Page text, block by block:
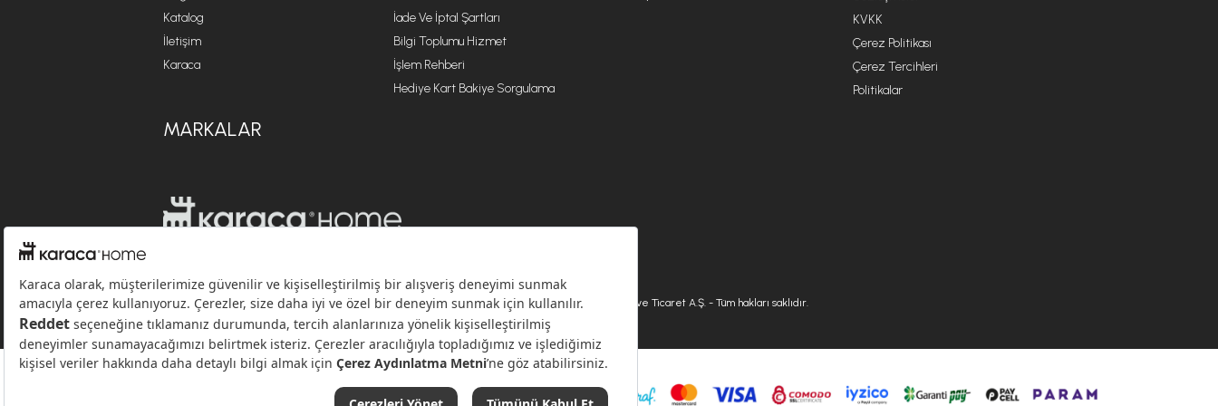
Katalog
İletişim
Karaca
İade Ve İptal Şartları
Bilgi Toplumu Hizmet
İşlem Rehberi
Hediye Kart Bakiye Sorgulama
KVKK
Çerez Politikası
Çerez Tercihleri
Politikalar
MARKALAR
© 2026 Karaca Home Collection Tekstil Sanayi ve Ticaret A.Ş. - Tüm hakları saklıdır.